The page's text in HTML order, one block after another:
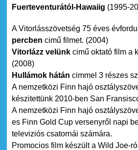
Fuerteventurától-Hawaiig (1995-
A Vitorlásszövetség 75 éves
percben cimű filmet. (2004)
Vitorlázz velünk cimű oktató film a
(2008)
Hullámok hátán cimmel 3 részes
A nemzetközi Finn hajó
készitettünk 2010-ben San
A nemzetközi Finn hajó
es Finn Gold Cup versenyről napi
televiziós csatornái számára.
Promocios film készült a Wild Joe-